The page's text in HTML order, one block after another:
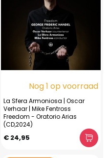
Nog 1 op voorraad
La Sfera Armoniosa | Oscar
Verhaar | Mike Fentross
Freedom - Oratorio Arias
(CD,2024)
€ 24,95